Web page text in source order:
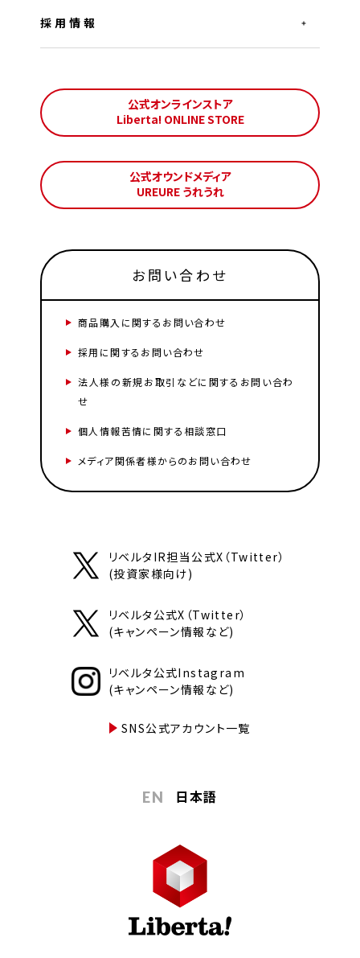
採用情報
公式オンラインストア
Liberta! ONLINE STORE
公式オウンドメディア
UREURE うれうれ
お問い合わせ
商品購入に関するお問い合わせ
採用に関するお問い合わせ
法人様の新規お取引などに関するお問い合わ
せ
個人情報苦情に関する相談窓口
メディア関係者様からのお問い合わせ
リベルタIR担当公式X（Twitter）
(投資家様向け)
リベルタ公式X（Twitter）
(キャンペーン情報など)
リベルタ公式Instagram
(キャンペーン情報など)
SNS公式アカウント一覧
EN 日本語